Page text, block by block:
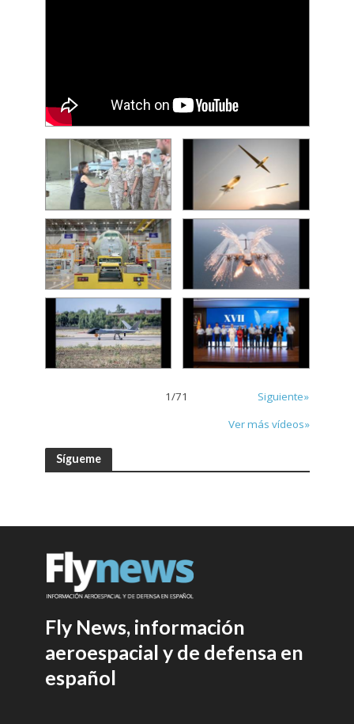
1/71
Siguiente»
Ver más vídeos»
Sígueme
Fly News, información
aeroespacial y de defensa en
español